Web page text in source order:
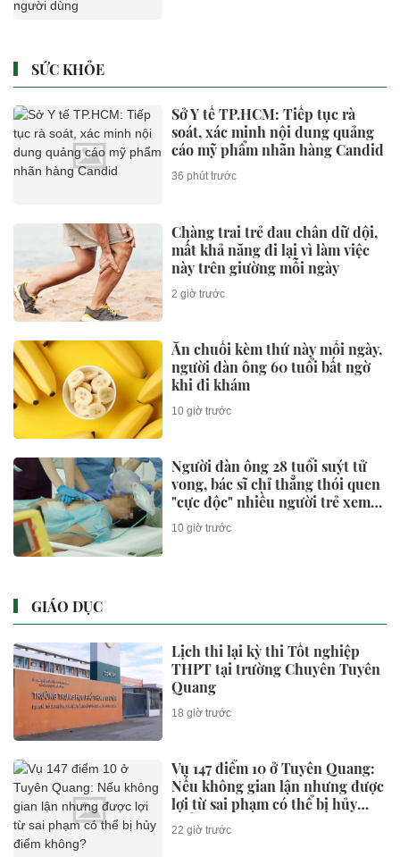
SỨC KHỎE
Sở Y tế TP.HCM: Tiếp tục rà
soát, xác minh nội dung quảng
cáo mỹ phẩm nhãn hàng Candid
36 phút trước
Chàng trai trẻ đau chân dữ dội,
mất khả năng đi lại vì làm việc
này trên giường mỗi ngày
2 giờ trước
Ăn chuối kèm thứ này mỗi ngày,
người đàn ông 60 tuổi bất ngờ
khi đi khám
10 giờ trước
Người đàn ông 28 tuổi suýt tử
vong, bác sĩ chỉ thẳng thói quen
"cực độc" nhiều người trẻ xem
nhẹ
10 giờ trước
GIÁO DỤC
Lịch thi lại kỳ thi Tốt nghiệp
THPT tại trường Chuyên Tuyên
Quang
18 giờ trước
Vụ 147 điểm 10 ở Tuyên Quang:
Nếu không gian lận nhưng được
lợi từ sai phạm có thể bị hủy
điểm không?
22 giờ trước